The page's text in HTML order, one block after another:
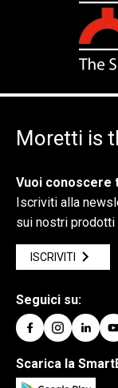
Moretti is
Vuoi conoscere
Iscriviti alla
sui nostri prodotti
ISCRIVITI
Seguici su:
Scarica la